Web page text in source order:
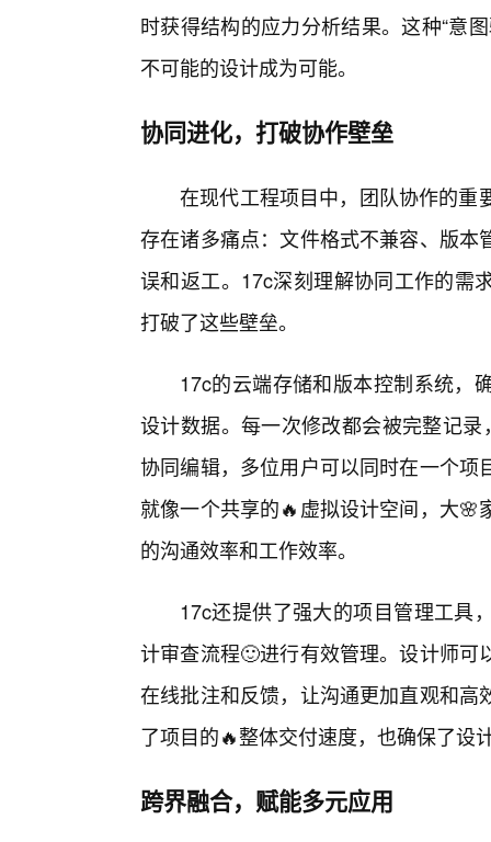
时获得结构的应力分析结果。这种“意
不可能的设计成为可能。
协同进化，打破协作壁垒
在现代工程项目中，团队协作的重
存在诸多痛点：文件格式不兼容、版
误和返工。17c深刻理解协同工作的需
打破了这些壁垒。
17c的云端存储和版本控制系统，
设计数据。每一次修改都会被完整记
协同编辑，多位用户可以同时在一个
就像一个共享的🔥虚拟设计空间，大
的沟通效率和工作效率。
17c还提供了强大的项目管理工具
计审查流程🙂进行有效管理。设计师
在线批注和反馈，让沟通更加直观和
了项目的🔥整体交付速度，也确保了设
跨界融合，赋能多元应用